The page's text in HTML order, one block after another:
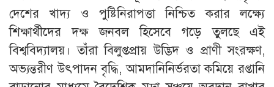
দেশের খাদ্য ও পুষ্টিনিরাপত্তা নিশ্চিত করার লক্ষ্যে
শিক্ষার্থীদের দক্ষ জনবল হিসেবে গড়ে তুলছে এই
বিশ্ববিদ্যালয়। তাঁরা বিলুপ্তপ্রায় উদ্ভিদ ও প্রাণী সংরক্ষণ,
অভ্যন্তরীণ উৎপাদন বৃদ্ধি, আমদানিনির্ভরতা কমিয়ে রপ্তানি